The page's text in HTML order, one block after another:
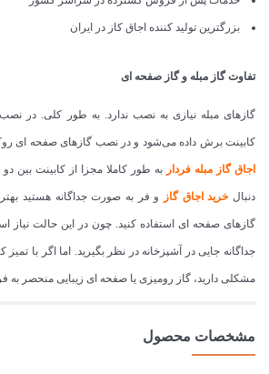
بزرگترین تولید کننده اجاق کاز در ایران
تفاوت گاز مبله و گاز صفحه ای
گازهای مبله نیازی به نصب ندارد. به طور کلی. در
کابینت برش داده می‌شود و در نصب گازهای صفحه ای
اجاق گاز مبله فردار به طور کاملا مجزا از کابینت بین
دنبال خرید اجاق گاز و فر به صورت جداگانه هستید
گازهای صفحه ای استفاده کنید. چون در این حالت
جداگانه جایی در آشپزخانه در نظر بگیرید. اما اگر با
مشکلی دارید، گاز رومیزی یا صفحه ای زیبایی منحصر به
مشخصات محصول